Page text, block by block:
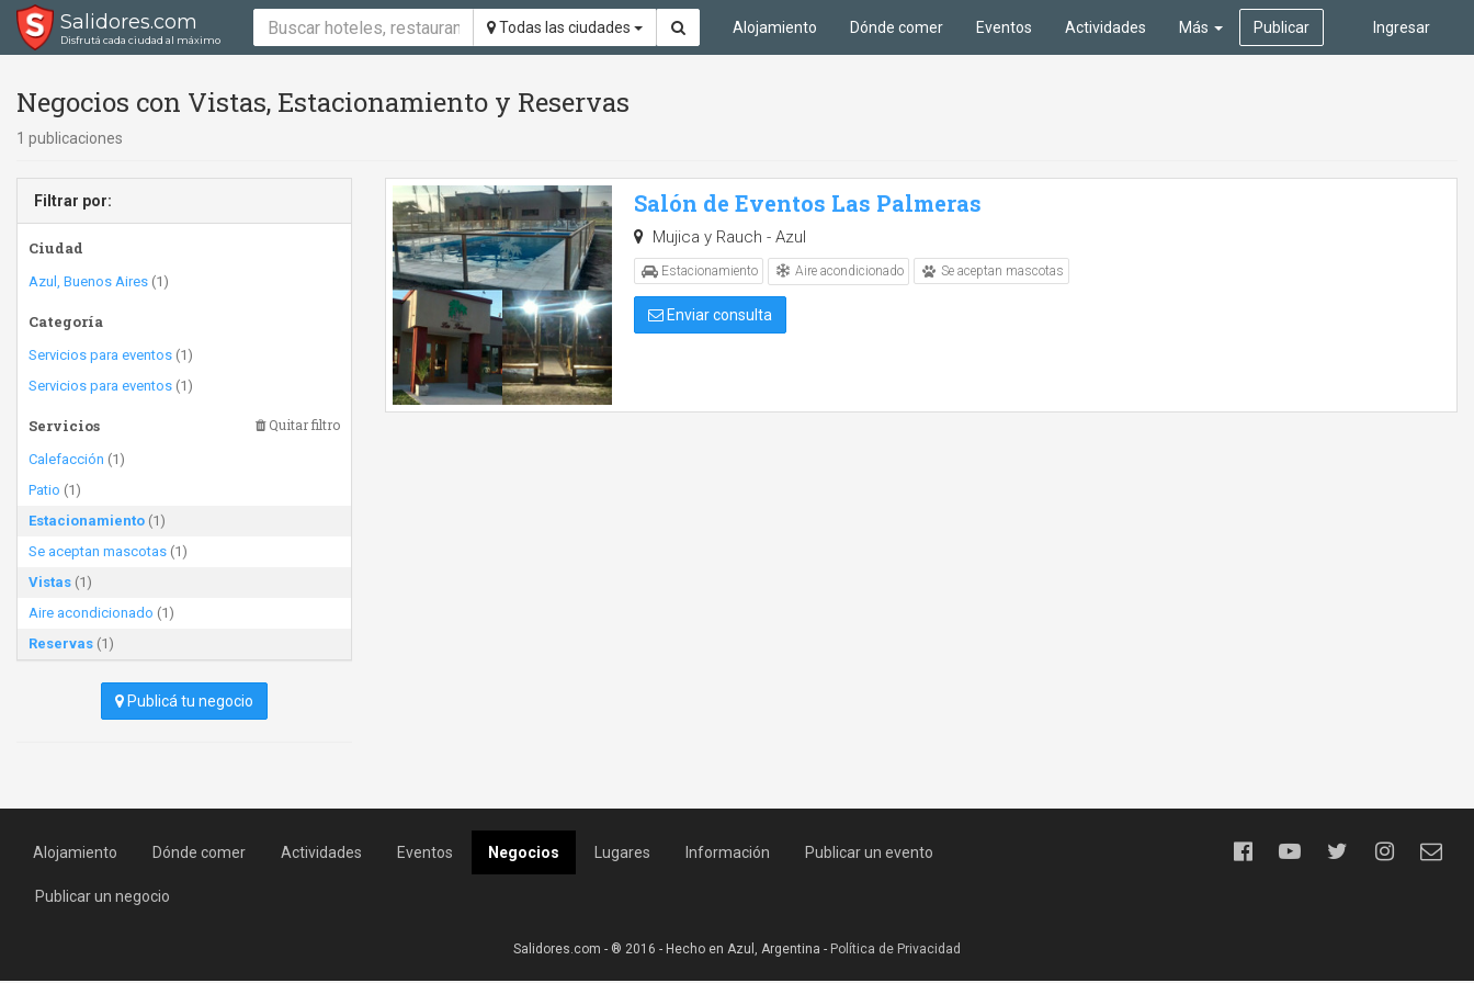
Salidores.com
Disfrutá cada ciudad al máximo
Todas las ciudades Ingresar
Alojamiento Dónde comer Eventos Actividades Más Publicar
Negocios con Vistas, Estacionamiento y Reservas
1 publicaciones
Filtrar por:
Ciudad
Azul, Buenos Aires (1)
Categoría
Servicios para eventos (1)
Servicios para eventos (1)
Servicios Quitar filtro
Calefacción (1)
Patio (1)
Estacionamiento (1)
Se aceptan mascotas (1)
Vistas (1)
Aire acondicionado (1)
Reservas (1)
Publicá tu negocio
Salón de Eventos Las Palmeras
Mujica y Rauch - Azul
Estacionamiento Aire acondicionado Se aceptan mascotas
Enviar consulta
Alojamiento Dónde comer Actividades Eventos Negocios Lugares Información Publicar un evento
Publicar un negocio
Salidores.com - ® 2016 - Hecho en Azul, Argentina - Política de Privacidad